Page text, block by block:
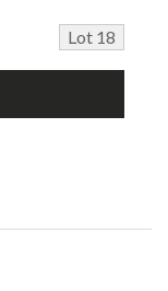
Lot 18